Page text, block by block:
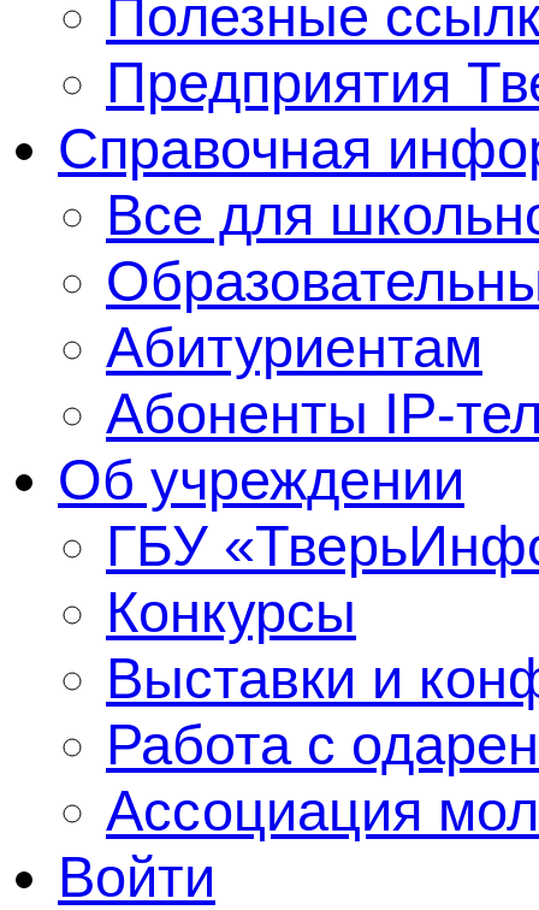
Полезные
Предприятия
Справочная
Все для
Абитуриентам
Абоненты IP-
Об учреждении
ГБУ
Конкурсы
Выставки и
Работа с
Ассоциация
Войти